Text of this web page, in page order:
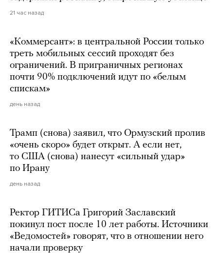
21 час назад
«Коммерсант»: в центральной России только
треть мобильных сессий проходят без
ограничений. В приграничных регионах
почти 90% подключений идут по «белым
спискам»
день назад
Трамп (снова) заявил, что Ормузский пролив
«очень скоро» будет открыт. А если нет,
то США (снова) нанесут «сильный удар»
по Ирану
день назад
Ректор ГИТИСа Григорий Заславский
покинул пост после 10 лет работы. Источники
«Ведомостей» говорят, что в отношении него
начали проверку